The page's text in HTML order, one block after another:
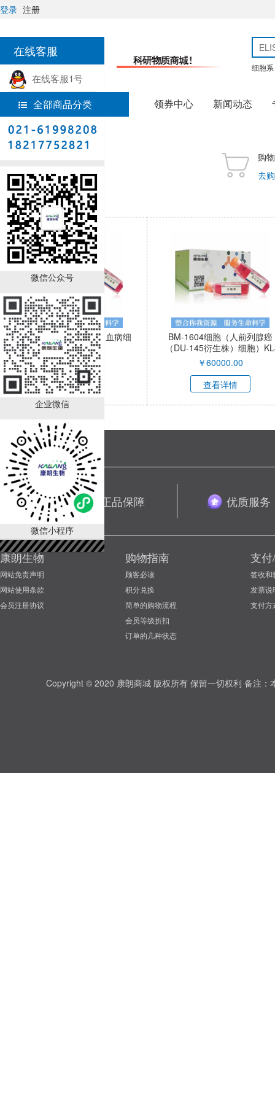
在线客服
在线客服1号
热线电话
微信公众号
企业微信
微信小程序
登录 注册
细胞系
全部商品分类 领券中心 新闻动态
购
去
猜你喜欢
HC-1细胞（人毛细胞白血病细
胞）KL-C3653H
￥59000.00
查看详情
BM-1604细胞（人前列腺癌
（DU-145衍生株）细胞）
C3654H
￥60000.00
查看详情
专业服务 正品保障 优质服务
康朗生物
网站免责声明
网站使用条款
会员注册协议
购物指南
顾客必读
积分兑换
简单的购物流程
会员等级折扣
订单的几种状态
支
签收和
发票说
支付方
Copyright © 2020 康朗商城 版权所有 保留一切权利 备注